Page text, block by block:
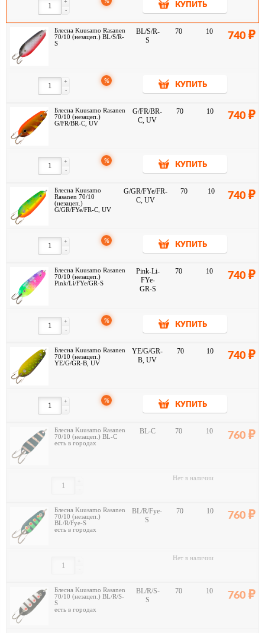
-
+ КУПИТЬ
Блесна Kuusamo Rasanen
70/10 (незацеп.) BL/S/R-
S
BL/S/R-
S
70 10 740
-
+ %
КУПИТЬ
Блесна Kuusamo Rasanen
70/10 (незацеп.)
G/FR/BR-C, UV
G/FR/BR-
C, UV
70 10 740
-
+ %
КУПИТЬ
Блесна Kuusamo
Rasanen 70/10
(незацеп.)
G/GR/FYe/FR-C, UV
G/GR/FYe/FR-
C, UV
70 10 740
-
+ %
КУПИТЬ
Блесна Kuusamo Rasanen
70/10 (незацеп.)
Pink/Li/FYe/GR-S
Pink-Li-
FYe-
GR-S
70 10 740
-
+ %
КУПИТЬ
Блесна Kuusamo Rasanen
70/10 (незацеп.)
YE/G/GR-B, UV
YE/G/GR-
B, UV
70 10 740
-
+ %
КУПИТЬ
Блесна Kuusamo Rasanen
70/10 (незацеп.) BL-C
есть в городах
BL-C 70 10 760
-
+ Нет в наличии
Блесна Kuusamo Rasanen
70/10 (незацеп.)
BL/R/Fye-S
есть в городах
BL/R/Fye-
S
70 10 760
-
+ Нет в наличии
Блесна Kuusamo Rasanen
70/10 (незацеп.) BL/R/S-
S
есть в городах
BL/R/S-
S
70 10 760